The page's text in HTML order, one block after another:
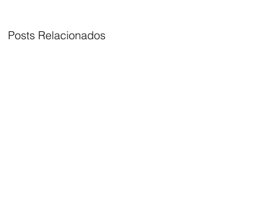
Posts Relacionados